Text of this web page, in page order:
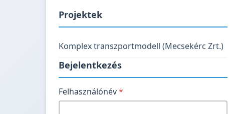
Projektek
Komplex transzportmodell (Mecsekérc Zrt.)
Bejelentkezés
Felhasználónév*